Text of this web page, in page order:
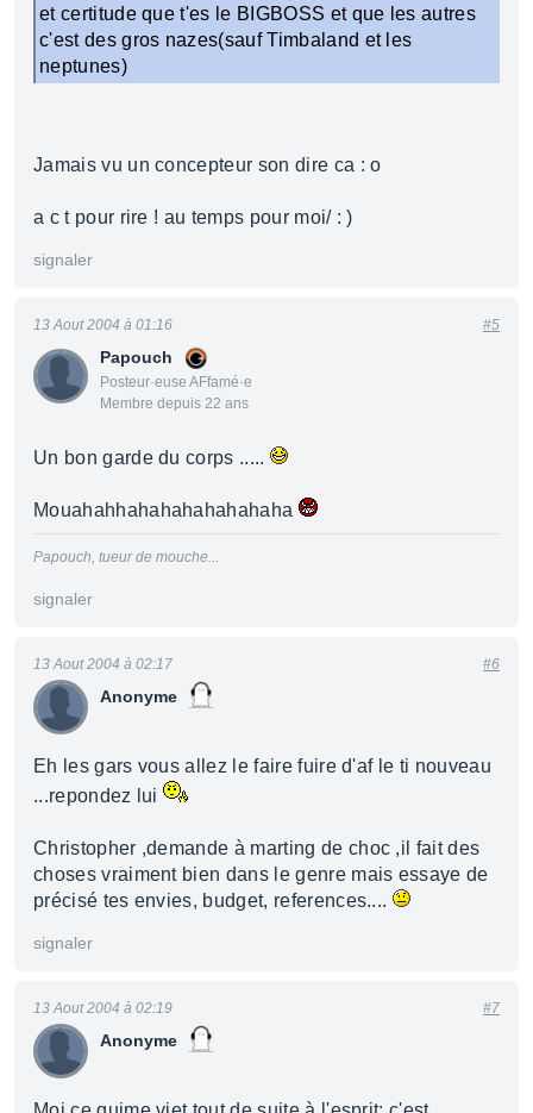
et certitude que t'es le BIGBOSS et que les autres
c'est des gros nazes(sauf Timbaland et les
neptunes)
Jamais vu un concepteur son dire ca : o
a c t pour rire ! au temps pour moi/ : )
signaler
Papouch
Posteur·euse AFfamé·e
Membre depuis 22 ans
13 Aout 2004 à 01:16 #5
Un bon garde du corps .....
Mouahahhahahahahahahaha
Papouch, tueur de mouche...
signaler
Anonyme
13 Aout 2004 à 02:17 #6
Eh les gars vous allez le faire fuire d'af le ti nouveau
...repondez lui
Christopher ,demande à marting de choc ,il fait des
choses vraiment bien dans le genre mais essaye de
précisé tes envies, budget, references....
signaler
Anonyme
13 Aout 2004 à 02:19 #7